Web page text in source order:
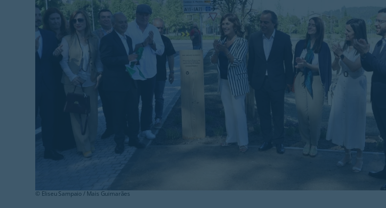
© Eliseu Sampaio / Mais Guimarães